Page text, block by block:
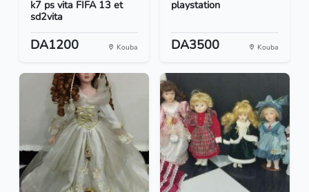
k7 ps vita FIFA 13 et
sd2vita
DA1200 Kouba
playstation
DA3500 Kouba